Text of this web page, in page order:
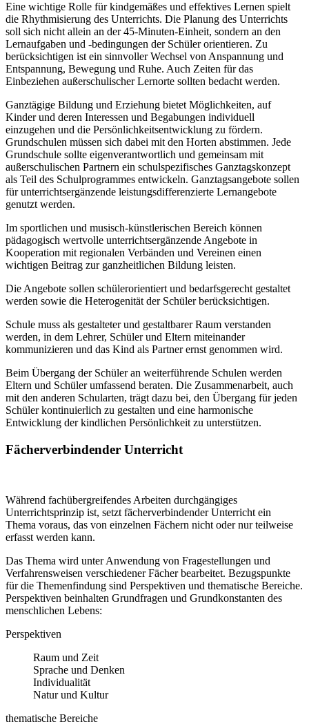
Eine wichtige Rolle für kindgemäßes und effektives Lernen spielt
die Rhythmisierung des Unterrichts. Die Planung des Unterrichts
soll sich nicht allein an der 45-Minuten-Einheit, sondern an den
Lernaufgaben und -bedingungen der Schüler orientieren. Zu
berücksichtigen ist ein sinnvoller Wechsel von Anspannung und
Entspannung, Bewegung und Ruhe. Auch Zeiten für das
Einbeziehen außerschulischer Lernorte sollten bedacht werden.
Ganztägige Bildung und Erziehung bietet Möglichkeiten, auf
Kinder und deren Interessen und Begabungen individuell
einzugehen und die Persönlichkeitsentwicklung zu fördern.
Grundschulen müssen sich dabei mit den Horten abstimmen. Jede
Grundschule sollte eigenverantwortlich und gemeinsam mit
außerschulischen Partnern ein schulspezifisches Ganztagskonzept
als Teil des Schulprogrammes entwickeln. Ganztagsangebote sollen
für unterrichtsergänzende leistungsdifferenzierte Lernangebote
genutzt werden.
Im sportlichen und musisch-künstlerischen Bereich können
pädagogisch wertvolle unterrichtsergänzende Angebote in
Kooperation mit regionalen Verbänden und Vereinen einen
wichtigen Beitrag zur ganzheitlichen Bildung leisten.
Die Angebote sollen schülerorientiert und bedarfsgerecht gestaltet
werden sowie die Heterogenität der Schüler berücksichtigen.
Schule muss als gestalteter und gestaltbarer Raum verstanden
werden, in dem Lehrer, Schüler und Eltern miteinander
kommunizieren und das Kind als Partner ernst genommen wird.
Beim Übergang der Schüler an weiterführende Schulen werden
Eltern und Schüler umfassend beraten. Die Zusammenarbeit, auch
mit den anderen Schularten, trägt dazu bei, den Übergang für jeden
Schüler kontinuierlich zu gestalten und eine harmonische
Entwicklung der kindlichen Persönlichkeit zu unterstützen.
Fächerverbindender Unterricht
Während fachübergreifendes Arbeiten durchgängiges
Unterrichtsprinzip ist, setzt fächerverbindender Unterricht ein
Thema voraus, das von einzelnen Fächern nicht oder nur teilweise
erfasst werden kann.
Das Thema wird unter Anwendung von Fragestellungen und
Verfahrensweisen verschiedener Fächer bearbeitet. Bezugspunkte
für die Themenfindung sind Perspektiven und thematische Bereiche.
Perspektiven beinhalten Grundfragen und Grundkonstanten des
menschlichen Lebens:
Perspektiven
Raum und Zeit
Sprache und Denken
Individualität
Natur und Kultur
thematische Bereiche